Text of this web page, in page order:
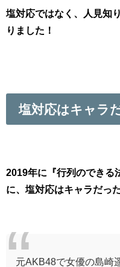
塩対応ではなく、人見知
りました！
塩対応はキャラ
2019年に『行列のできる
に、塩対応はキャラだっ
元AKB48で女優の島崎